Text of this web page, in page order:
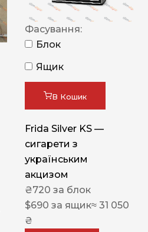
Фасування:
Блок
Ящик
В Кошик
Frida Silver KS —
сигарети з
українським
акцизом
₴720 за блок
$690 за ящик≈ 31 050
₴